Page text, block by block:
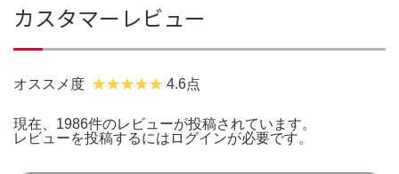
カスタマーレビュー
オススメ度 4.6点
現在、1986件のレビューが投稿されています。
レビューを投稿するには ログインが必要です。